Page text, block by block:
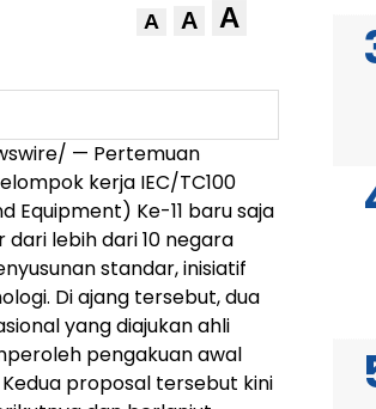
A A A
— Pertemuan
kerja IEC/TC100
Equipment) Ke-11 baru saja
dari lebih dari 10 negara
standar, inisiatif
Di ajang tersebut, dua
yang diajukan ahli
pengakuan awal
proposal tersebut kini